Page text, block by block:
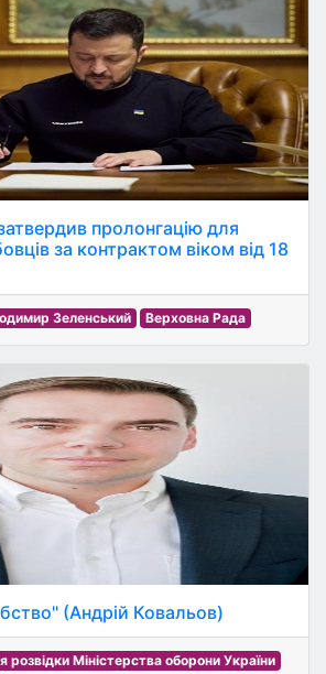
пролонгацію для
за контрактом віком від 18
Зеленський Верховна Рада
(Андрій Ковальов)
розвідки Міністерства оборони України